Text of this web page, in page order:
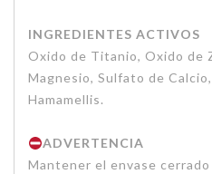
INGREDIENTES ACTIVOS
Oxido de Titanio, Oxido de
Magnesio, Sulfato de
Hamamellis.
ADVERTENCIA
Mantener el envase